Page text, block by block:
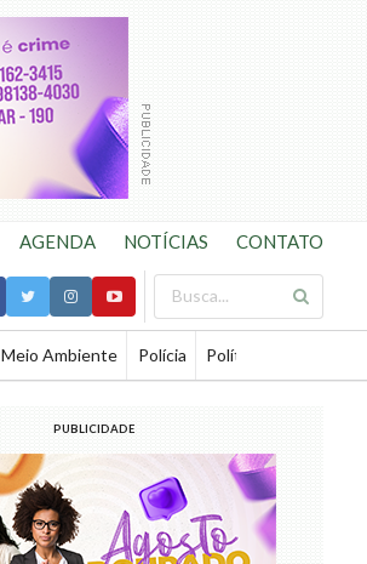
AGENDA NOTÍCIAS CONTATO
Meio Ambiente Polícia Política
PUBLICIDADE